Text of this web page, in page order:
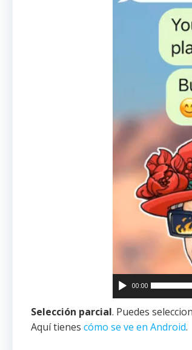
00:00
Selección parcial. Puedes
Aquí tienes cómo se ve en Android.